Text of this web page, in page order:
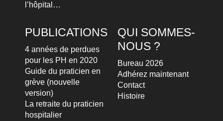
l’hôpital…
PUBLICATIONS
4 années de perdues
pour les PH en 2020
Guide du praticien en
grève (nouvelle
version)
La retraite du praticien
hospitalier
QUI SOMMES-
NOUS ?
Bureau 2026
Adhérez maintenant
Contact
Histoire